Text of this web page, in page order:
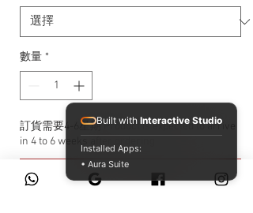
數量 *
訂貨需要4-6星期 Product is expected to arrive
in 4 to 6 weeks after ordering
Built with Interactive Studio
Installed Apps:
• Aura Suite